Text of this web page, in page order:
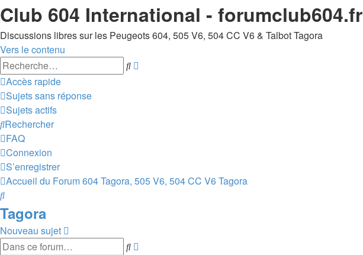
Club 604 International - forumclub604.fr
Discussions libres sur les Peugeots 604, 505 V6, 504 CC V6 & Talbot Tagora
Vers le contenu
Rechercher
Accès rapide
Sujets sans réponse
Sujets actifs
Rechercher
FAQ
Connexion
S’enregistrer
Accueil du Forum 604Tagora, 505 V6, 504 CC V6Tagora
Rechercher
Tagora
Nouveau sujet
Rechercher